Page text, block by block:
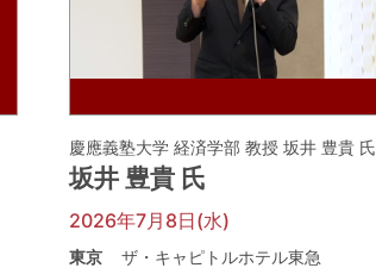
慶應義塾大学 経済学部 教授 坂井 豊貴 氏
坂井 豊貴 氏
2026年7月8日(水)
東京 ザ・キャピトルホテル東急